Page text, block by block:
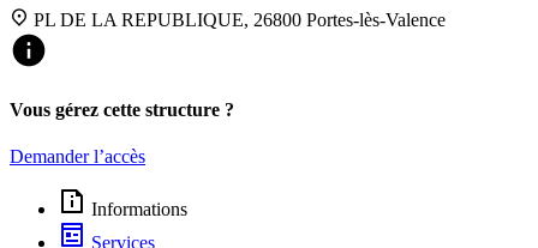
PL DE LA REPUBLIQUE, 26800 Portes-lès-Valence
Vous gérez cette structure ?
Demander l’accès
Informations
Services